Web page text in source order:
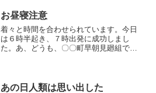
すか、試験中と言いますか、...
お昼寝注意
着々と時間を合わせられています。今日
は６時半起き、７時出発に成功しまし
た。あ、どうも、〇〇町早朝見廻組で
にスタートしてゴールできる最適...
あの日人類は思い出した